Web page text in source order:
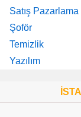
Satış Pazarlama
Şoför
Temizlik
Yazılım